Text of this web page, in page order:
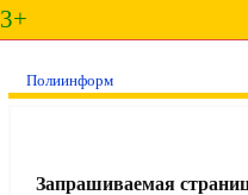
3+
Полиинформ
Запрашиваемая